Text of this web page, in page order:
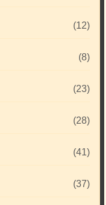
(12)
(8)
(23)
(28)
(41)
(37)